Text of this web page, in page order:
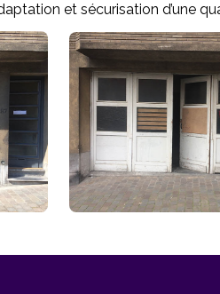
et sécurisation d’une